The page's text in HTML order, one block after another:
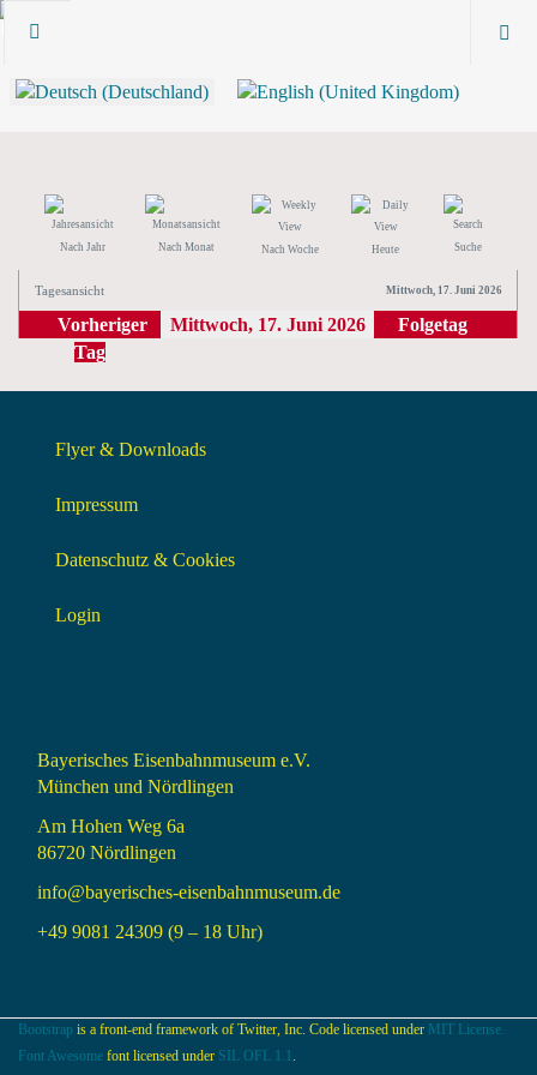
Nach Jahr Nach Monat Nach Woche Heute Suche
Tagesansicht Mittwoch, 17. Juni 2026
Vorheriger
Tag
Mittwoch, 17. Juni 2026 Folgetag
Flyer & Downloads
Impressum
Datenschutz & Cookies
Login
Bayerisches Eisenbahnmuseum e.V.
München und Nördlingen
Am Hohen Weg 6a
86720 Nördlingen
info@bayerisches-eisenbahnmuseum.de
+49 9081 24309 (9 – 18 Uhr)
Bootstrap is a front-end framework of Twitter, Inc. Code licensed under MIT License.
Font Awesome font licensed under SIL OFL 1.1 .